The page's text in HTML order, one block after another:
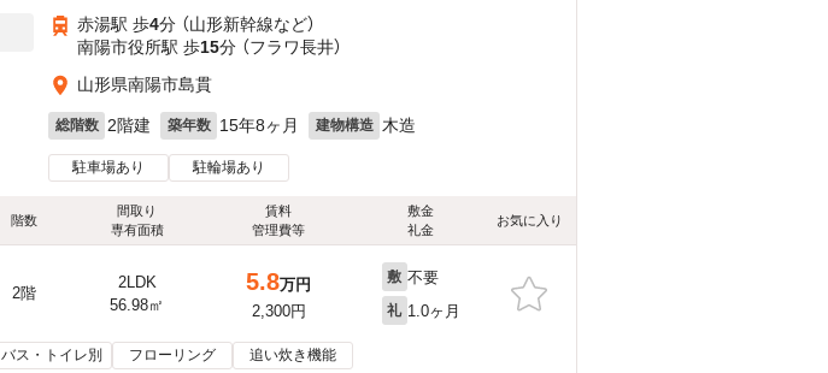
赤湯駅 歩4分 （山形新幹線など）
南陽市役所駅 歩15分 （フラワ長井）
山形県南陽市島貫
総階数 2階建 築年数 15年8ヶ月 建物構造 木造
駐車場あり 駐輪場あり
階数
間取り
専有面積
賃料
管理費等
敷金
礼金
お気に入り
2階
2LDK
56.98㎡
5.8万円
2,300円
敷 不要
礼 1.0ヶ月
バス・トイレ別 フローリング 追い炊き機能